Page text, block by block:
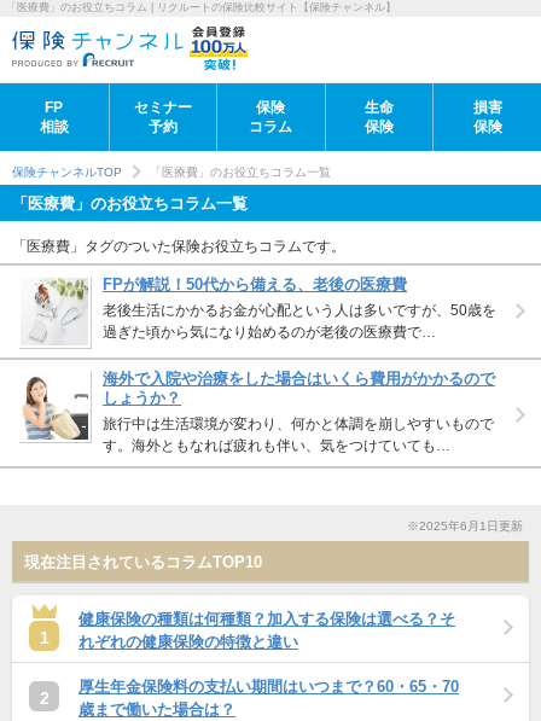
「医療費」のお役立ちコラム | リクルートの保険比較サイト【保険チャンネル】
FP
相談
セミナー
予約
保険
コラム
生命
保険
損害
保険
保険チャンネルTOP 「医療費」のお役立ちコラム一覧
「医療費」のお役立ちコラム一覧
「医療費」タグのついた保険お役立ちコラムです。
FPが解説！50代から備える、老後の医療費
老後生活にかかるお金が心配という人は多いですが、50歳を
過ぎた頃から気になり始めるのが老後の医療費で…
海外で入院や治療をした場合はいくら費用がかかるので
しょうか？
旅行中は生活環境が変わり、何かと体調を崩しやすいもので
す。海外ともなれば疲れも伴い、気をつけていても…
※2025年6月1日更新
現在注目されているコラムTOP10
1
健康保険の種類は何種類？加入する保険は選べる？そ
れぞれの健康保険の特徴と違い
2
厚生年金保険料の支払い期間はいつまで？60・65・70
歳まで働いた場合は？